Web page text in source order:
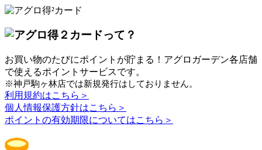
お買い物のたびにポイントが貯まる！ アグロガーデン各店舗
で使えるポイントサービスです。
※神戸駒ヶ林店では新規発行はしておりません。
利用規約はこちら＞
個人情報保護方針はこちら＞
ポイントの有効期限についてはこちら＞